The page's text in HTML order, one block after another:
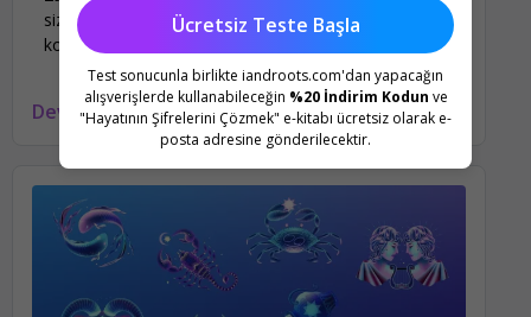
Ücretsiz Teste Başla
Test sonucunla birlikte iandroots.com'dan yapacağın
alışverişlerde kullanabileceğin %20 İndirim Kodun ve
"Hayatının Şifrelerini Çözmek" e-kitabı ücretsiz olarak e-
posta adresine gönderilecektir.
sizlerle. Yeni haftada aşk, para, sağlık ve kariyer
konularında burçları neler bekliyor?
Devamını oku